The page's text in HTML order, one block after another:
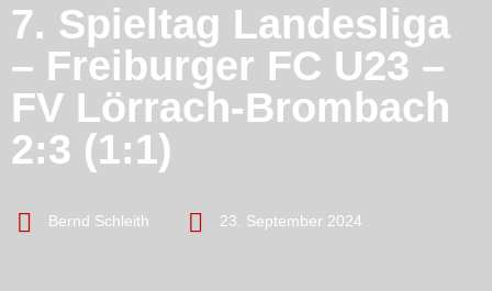
7. Spieltag Landesliga
– Freiburger FC U23 –
FV Lörrach-Brombach
2:3 (1:1)
Bernd Schleith 23. September 2024